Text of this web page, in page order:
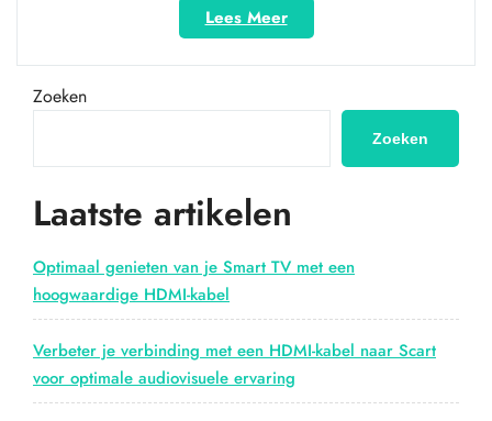
Lees Meer“Geniet
van
een
Ervaring
een
HDMI-
Zoeken
Zoeken
Laatste artikelen
Optimaal genieten van je Smart TV met een
hoogwaardige HDMI-kabel
Verbeter je verbinding met een HDMI-kabel naar Scart
voor optimale audiovisuele ervaring